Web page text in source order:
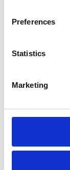
Preferences
Statistics
Marketing
• Gaz do
ocieplenia
Zalety gazu